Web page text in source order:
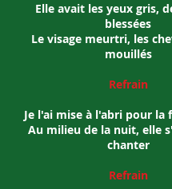
Elle avait les yeux gris,
blessées
Le visage meurtri, les
mouillés
Refrain
Je l'ai mise à l'abri pour la
Au milieu de la nuit, elle
chanter
Refrain